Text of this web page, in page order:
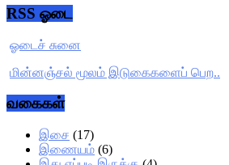
RSS ஓடை
ஓடைச் சுனை
மின்னஞ்சல் மூலம் இடுகைகளைப் பெற..
வகைகள்
இசை (17)
இணையம் (6)